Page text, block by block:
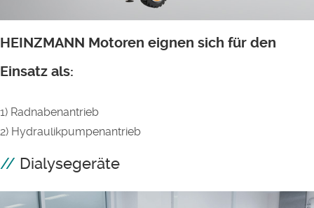
HEINZMANN Motoren eignen sich für den
Einsatz als:
1) Radnabenantrieb
2) Hydraulikpumpenantrieb
Dialysegeräte